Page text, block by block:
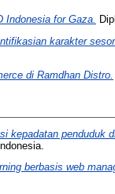
Indonesia for Gaza.
karakter
di Ramdhan Distro.
kepadatan penduduk
berbasis web